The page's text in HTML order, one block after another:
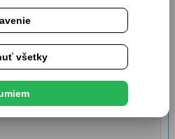
všetky